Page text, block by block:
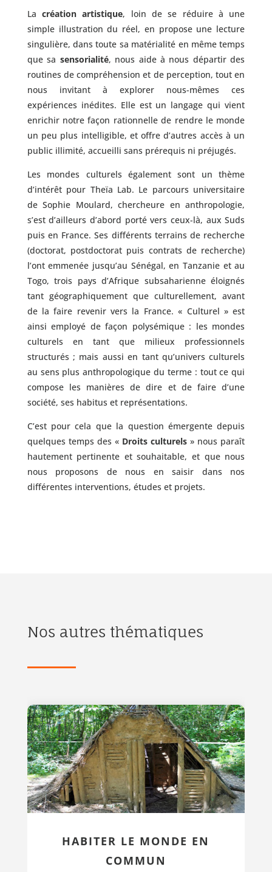
Lacréation artistique, loin de se réduire à une
simple illustration du réel, en propose une lecture
singulière, dans toute sa matérialité en même temps
que sa sensorialité, nous aide à nous départir des
routines de compréhension et de perception, tout en
nous invitant à explorer nous-mêmes ces
expériences inédites. Elle est un langage qui vient
enrichir notre façon rationnelle de rendre le monde
un peu plus intelligible, et offre d’autres accès à un
public illimité, accueilli sans prérequis ni préjugés.
Les mondes culturels également sont un thème
d’intérêt pour Theïa Lab. Le parcours universitaire
de Sophie Moulard, chercheure en anthropologie,
s’est d’ailleurs d’abord porté vers ceux-là, aux Suds
puis en France. Ses différents terrains de recherche
(doctorat, postdoctorat puis contrats de recherche)
l’ont emmenée jusqu’au Sénégal, en Tanzanie et au
Togo, trois pays d’Afrique subsaharienne éloignés
tant géographiquement que culturellement, avant
de la faire revenir vers la France. « Culturel » est
ainsi employé de façon polysémique : les mondes
culturels en tant que milieux professionnels
structurés ; mais aussi en tant qu’univers culturels
au sens plus anthropologique du terme : tout ce qui
compose les manières de dire et de faire d’une
société, ses habitus et représentations.
C’est pour cela que la question émergente depuis
quelques temps des «Droits culturels » nous paraît
hautement pertinente et souhaitable, et que nous
nous proposons de nous en saisir dans nos
différentes interventions, études et projets.
Nos autres thématiques
HABITER LE MONDE EN
COMMUN